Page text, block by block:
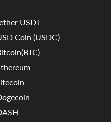
USDT
Coin (USDC)